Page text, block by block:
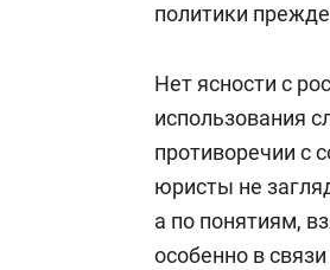
политики
Нет ясности с
использования
противоречии с
юристы не
а по понятиям,
особенно в